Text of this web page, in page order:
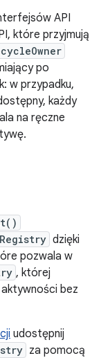
API
które przyjmują
po
w przypadku,
każdy
na ręczne
dzięki
pozwala w
, której
bez
udostępnij
za pomocą